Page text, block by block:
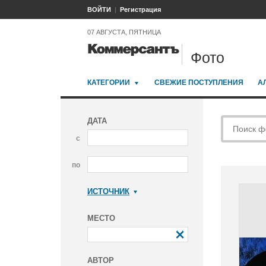
ВОЙТИ Регистрация
07 АВГУСТА, ПЯТНИЦА
Фото
КАТЕГОРИИ СВЕЖИЕ ПОСТУПЛЕНИЯ
ДАТА
с
по
ИСТОЧНИК
МЕСТО
АВТОР